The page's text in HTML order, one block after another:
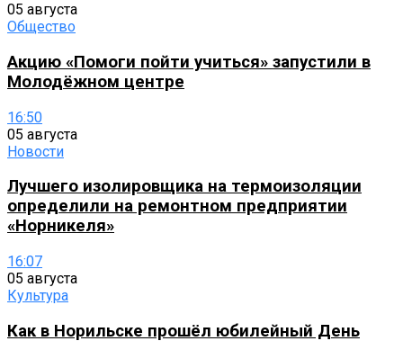
05 августа
Общество
Акцию «Помоги пойти учиться» запустили в
Молодёжном центре
16:50
05 августа
Новости
Лучшего изолировщика на термоизоляции
определили на ремонтном предприятии
«Норникеля»
16:07
05 августа
Культура
Как в Норильске прошёл юбилейный День